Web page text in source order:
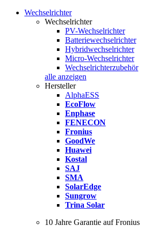
Wechselrichter
Wechselrichter
PV-Wechselrichter
Batteriewechselrichter
Hybridwechselrichter
Micro-Wechselrichter
Wechselrichterzubehör
alle anzeigen
Hersteller
AlphaESS
EcoFlow
Enphase
FENECON
Fronius
GoodWe
Huawei
Kostal
SAJ
SMA
SolarEdge
Sungrow
Trina Solar
10 Jahre Garantie auf Fronius